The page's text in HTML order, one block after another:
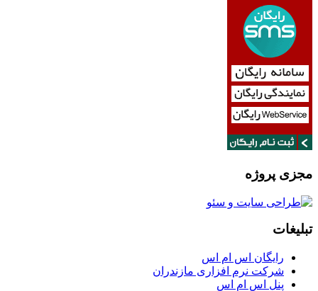
مجزی پروژه
تبلیغات
رایگان اس ام اس
شرکت نرم افزاری مازندران
پنل اس ام اس